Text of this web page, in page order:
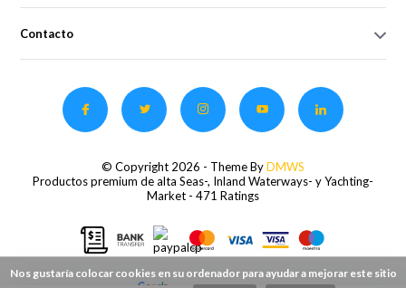
Contacto
© Copyright 2026 - Theme ByDMWS
Productos premium de alta Seas-, Inland Waterways- y Yachting-
Market - 471 Ratings
Nos gustaría colocar cookies en su ordenador para ayudar a mejorar este sitio